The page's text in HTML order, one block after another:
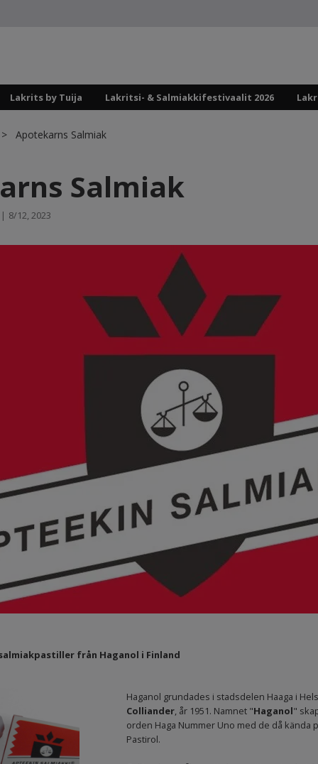
Lakrits by Tuija Lakritsi- & Salmiakkifestivaalit 2026
Apotekarns Salmiak
Salmiak
| 8/12, 2023
från Haganol i Finland
Haganol grundades i stadsdelen Haaga i
Colliander, år 1951. Namnet "Haganol"
orden Haga Nummer Uno med de då kända
Pastirol.